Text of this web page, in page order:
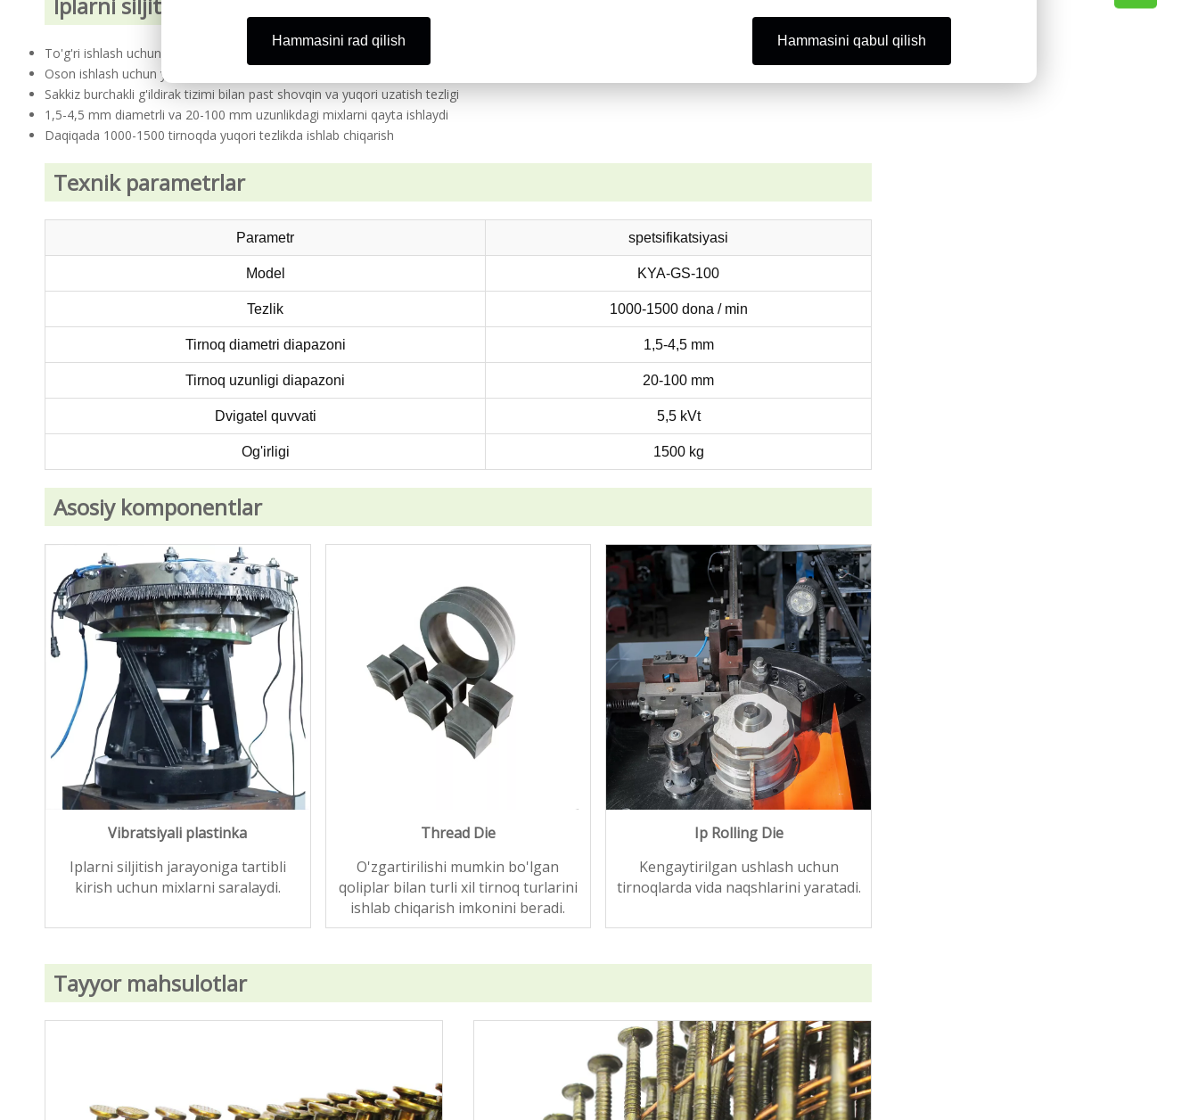
To'g'ri ishlash uchun ixcham dizaynga ega oqilona tuzilma
Oson ishlash uchun yuqori darajadagi avtomatlashtirish
Sakkiz burchakli g'ildirak tizimi bilan past shovqin va yuqori uzatish tezligi
1,5-4,5 mm diametrli va 20-100 mm uzunlikdagi mixlarni qayta ishlaydi
Daqiqada 1000-1500 tirnoqda yuqori tezlikda ishlab chiqarish
Texnik parametrlar
Parametr spetsifikatsiyasi
Model KYA-GS-100
Tezlik 1000-1500 dona / min
Tirnoq diametri diapazoni 1,5-4,5 mm
Tirnoq uzunligi diapazoni 20-100 mm
Dvigatel quvvati 5,5 kVt
Og'irligi 1500 kg
Asosiy komponentlar
Vibratsiyali plastinka
Iplarni siljitish jarayoniga tartibli
kirish uchun mixlarni saralaydi.
Thread Die
O'zgartirilishi mumkin bo'lgan
qoliplar bilan turli xil tirnoq turlarini
ishlab chiqarish imkonini beradi.
Ip Rolling Die
Kengaytirilgan ushlash uchun
tirnoqlarda vida naqshlarini yaratadi.
Tayyor mahsulotlar
Hammasini rad qilish Hammasini qabul qilish